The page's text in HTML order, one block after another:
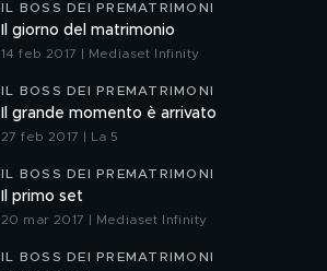
IL BOSS DEI PREMATRIMONI
Il giorno del matrimonio
14 feb 2017 | Mediaset Infinity
IL BOSS DEI PREMATRIMONI
Il grande momento è arrivato
27 feb 2017 | La 5
IL BOSS DEI PREMATRIMONI
Il primo set
20 mar 2017 | Mediaset Infinity
IL BOSS DEI PREMATRIMONI